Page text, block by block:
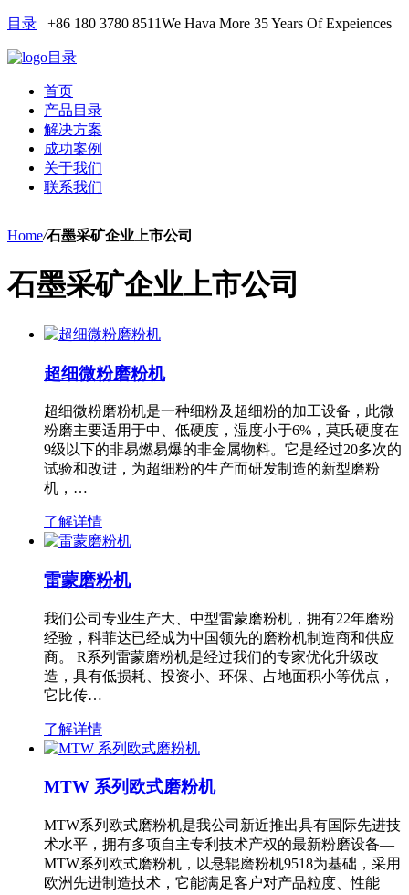
目录 +86 180 3780 8511We Hava More 35 Years Of Expeiences
目录
首页
产品目录
解决方案
成功案例
关于我们
联系我们
Home/石墨采矿企业上市公司
石墨采矿企业上市公司
超细微粉磨粉机
超细微粉磨粉机是一种细粉及超细粉的加工设备，此微
粉磨主要适用于中、低硬度，湿度小于6%，莫氏硬度在
9级以下的非易燃易爆的非金属物料。它是经过20多次的
试验和改进，为超细粉的生产而研发制造的新型磨粉
机，…
了解详情
雷蒙磨粉机
我们公司专业生产大、中型雷蒙磨粉机，拥有22年磨粉
经验，科菲达已经成为中国领先的磨粉机制造商和供应
商。 R系列雷蒙磨粉机是经过我们的专家优化升级改
造，具有低损耗、投资小、环保、占地面积小等优点，
它比传…
了解详情
MTW 系列欧式磨粉机
MTW系列欧式磨粉机是我公司新近推出具有国际先进技
术水平，拥有多项自主专利技术产权的最新粉磨设备—
MTW系列欧式磨粉机，以悬辊磨粉机9518为基础，采用
欧洲先进制造技术，它能满足客户对产品粒度、性能